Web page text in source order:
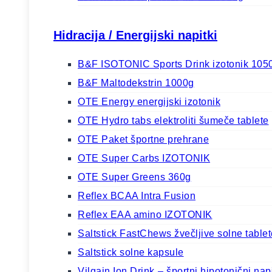
Hidracija / Energijski napitki
B&F ISOTONIC Sports Drink izotonik
B&F Maltodekstrin 1000g
OTE Energy energijski izotonik
OTE Hydro tabs elektroliti šumeče tablete
OTE Paket športne prehrane
OTE Super Carbs IZOTONIK
OTE Super Greens 360g
Reflex BCAA Intra Fusion
Reflex EAA amino IZOTONIK
Saltstick FastChews žvečljive solne
Saltstick solne kapsule